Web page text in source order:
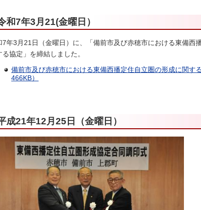
和7年3月21(金曜日）
7年3月21日（金曜日）に、「備前市及び赤穂市における東備西
る協定」を締結しました。
備前市及び赤穂市における東備西播定住自立圏の形成に関す
466KB）
成21年12月25日（金曜日）